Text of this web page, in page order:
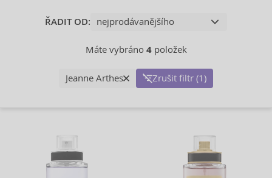
ŘADIT OD:
Máte vybráno 4položek
Jeanne Arthes Zrušit filtr (1)